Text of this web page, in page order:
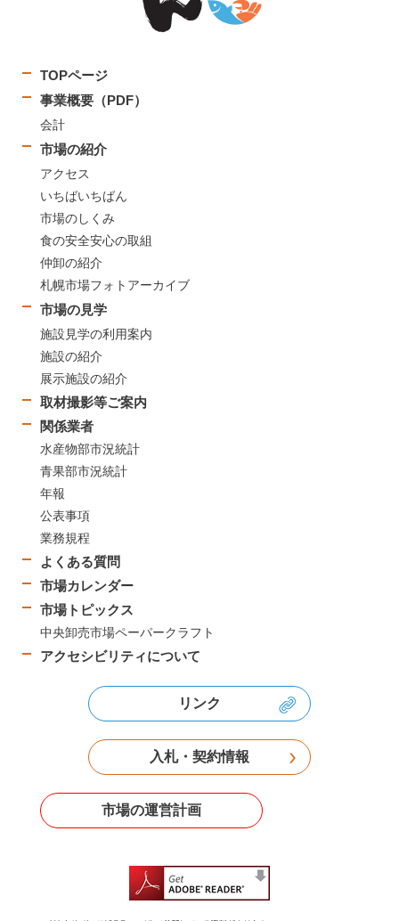
TOPページ
事業概要（PDF）
会計
市場の紹介
アクセス
いちばいちばん
市場のしくみ
食の安全安心の取組
仲卸の紹介
札幌市場フォトアーカイブ
市場の見学
施設見学の利用案内
施設の紹介
展示施設の紹介
取材撮影等ご案内
関係業者
水産物部市況統計
青果部市況統計
年報
公表事項
業務規程
よくある質問
市場カレンダー
市場トピックス
中央卸売市場ペーパークラフト
アクセシビリティについて
リンク
入札・契約情報
市場の運営計画